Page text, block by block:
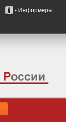
- Информеры